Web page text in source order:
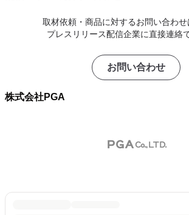
取材依頼・商品に対するお問い合わせ
プレスリリース配信企業に直接連絡
お問い合わせ
株式会社PGA